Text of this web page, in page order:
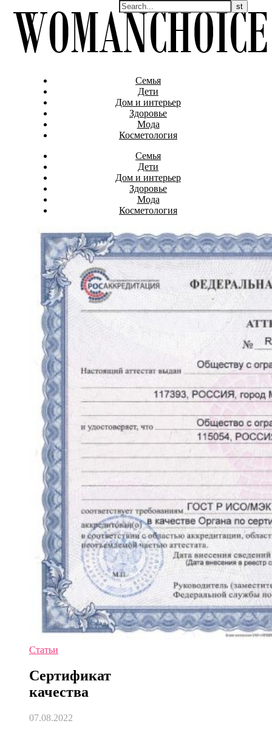
Семья
Дети
Дом и интерьер
Здоровье
Мода
Косметология
Семья
Дети
Дом и интерьер
Здоровье
Мода
Косметология
Статьи
Сертификат
качества
07.08.2022